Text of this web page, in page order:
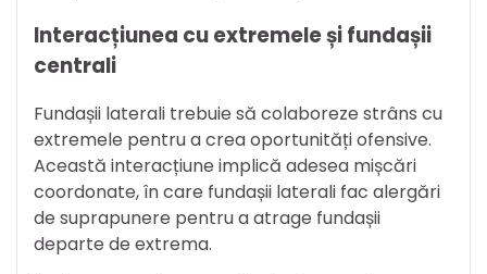
Interacțiunea cu extremele și fundașii
centrali
Fundașii laterali trebuie să colaboreze strâns cu
extremele pentru a crea oportunități ofensive.
Această interacțiune implică adesea mișcări
coordonate, în care fundașii laterali fac alergări
de suprapunere pentru a atrage fundașii
departe de extrema.